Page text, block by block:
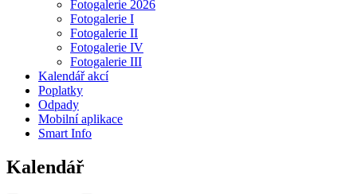
Fotogalerie 2026
Fotogalerie I
Fotogalerie II
Fotogalerie IV
Fotogalerie III
Kalendář akcí
Poplatky
Odpady
Mobilní aplikace
Smart Info
Kalendář